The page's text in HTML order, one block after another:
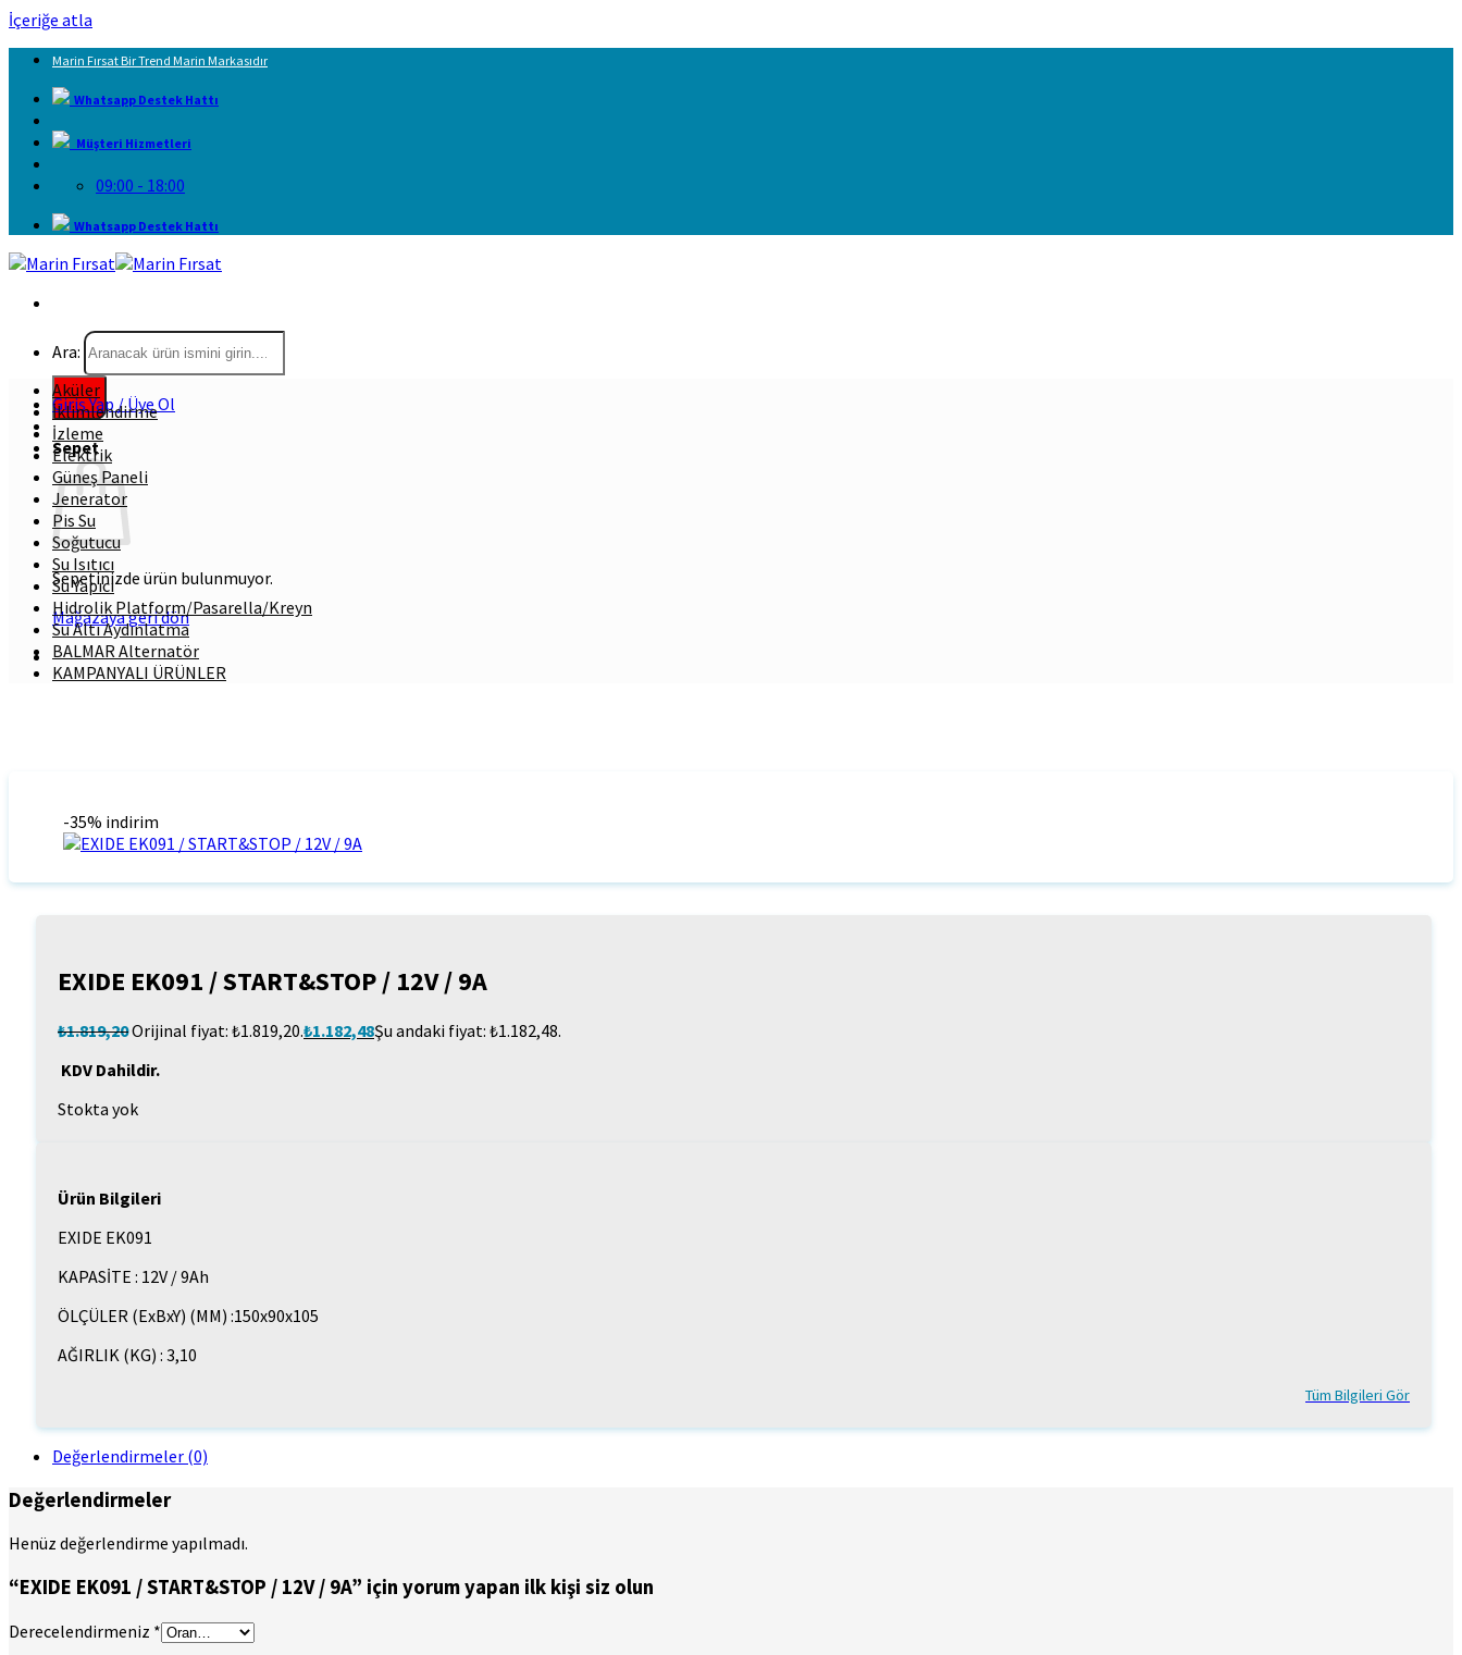
İçeriğe atla
Marin Fırsat Bir Trend Marin Markasıdır
Whatsapp Destek Hattı
Müşteri Hizmetleri
09:00 - 18:00
Whatsapp Destek Hattı
Ara:
Giriş Yap / Üye Ol
Sepet
Sepetinizde ürün bulunmuyor.
Mağazaya geri dön
Aküler
İklimlendirme
İzleme
Elektrik
Güneş Paneli
Jenerator
Pis Su
Soğutucu
Su Isıtıcı
Su Yapıcı
Hidrolik Platform/Pasarella/Kreyn
Su Altı Aydınlatma
BALMAR Alternatör
KAMPANYALI ÜRÜNLER
-35% indirim
EXIDE EK091 / START&STOP / 12V / 9A
₺1.819,20Orijinal fiyat: ₺1.819,20.₺1.182,48Şu andaki fiyat: ₺1.182,48.
KDV Dahildir.
Stokta yok
Ürün Bilgileri
EXIDE EK091
KAPASİTE : 12V / 9Ah
ÖLÇÜLER (ExBxY) (MM) :150x90x105
AĞIRLIK (KG) : 3,10
Tüm Bilgileri Gör
Değerlendirmeler (0)
Değerlendirmeler
Henüz değerlendirme yapılmadı.
“EXIDE EK091 / START&STOP / 12V / 9A” için yorum yapan ilk kişi siz olun
Derecelendirmeniz *